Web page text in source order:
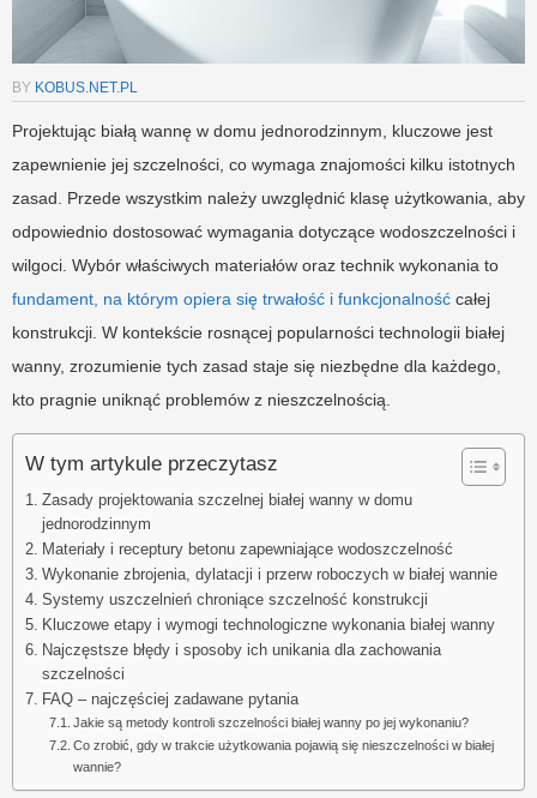
BY KOBUS.NET.PL
Projektując białą wannę w domu jednorodzinnym, kluczowe jest
zapewnienie jej szczelności, co wymaga znajomości kilku istotnych
zasad. Przede wszystkim należy uwzględnić klasę użytkowania, aby
odpowiednio dostosować wymagania dotyczące wodoszczelności i
wilgoci. Wybór właściwych materiałów oraz technik wykonania to
fundament, na którym opiera się trwałość i funkcjonalność całej
konstrukcji. W kontekście rosnącej popularności technologii białej
wanny, zrozumienie tych zasad staje się niezbędne dla każdego,
kto pragnie uniknąć problemów z nieszczelnością.
W tym artykule przeczytasz
Zasady projektowania szczelnej białej wanny w domu
jednorodzinnym
Materiały i receptury betonu zapewniające wodoszczelność
Wykonanie zbrojenia, dylatacji i przerw roboczych w białej wannie
Systemy uszczelnień chroniące szczelność konstrukcji
Kluczowe etapy i wymogi technologiczne wykonania białej wanny
Najczęstsze błędy i sposoby ich unikania dla zachowania
szczelności
FAQ – najczęściej zadawane pytania
Jakie są metody kontroli szczelności białej wanny po jej wykonaniu?
Co zrobić, gdy w trakcie użytkowania pojawią się nieszczelności w białej
wannie?